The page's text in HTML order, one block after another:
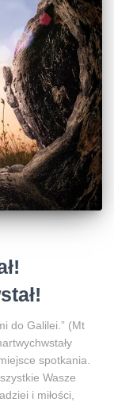
do Galilei.” (Mt
spotkania.
Wasze
i miłości,